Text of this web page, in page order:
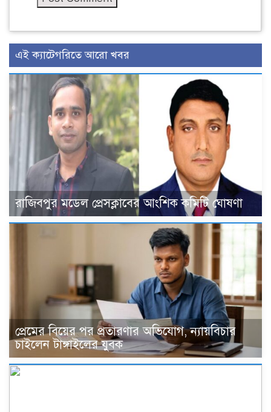
এই ক্যাটেগরিতে আরো খবর
রাজিবপুর মডেল প্রেসক্লাবের আংশিক কমিটি ঘোষণা
প্রেমের বিয়ের পর প্রতারণার অভিযোগ, ন্যায়বিচার
চাইলেন টাঙ্গাইলের যুবক